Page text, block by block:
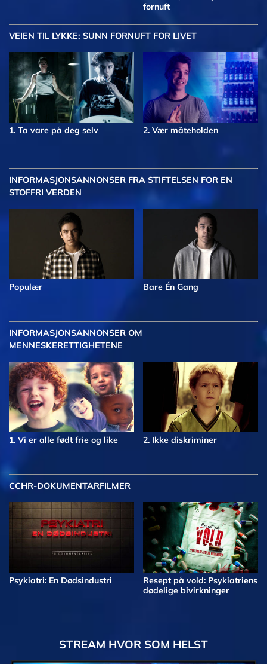
fornuft
VEIEN TIL LYKKE: SUNN FORNUFT FOR LIVET
1. Ta vare på deg selv 2. Vær måteholden
INFORMASJONSANNONSER FRA STIFTELSEN FOR EN
STOFFRI VERDEN
Populær Bare Én Gang
INFORMASJONSANNONSER OM
MENNESKERETTIGHETENE
1. Vi er alle født frie og like 2. Ikke diskriminer
CCHR-DOKUMENTARFILMER
Psykiatri: En Dødsindustri
Resept på vold: Psykiatriens
dødelige bivirkninger
STREAM HVOR SOM HELST